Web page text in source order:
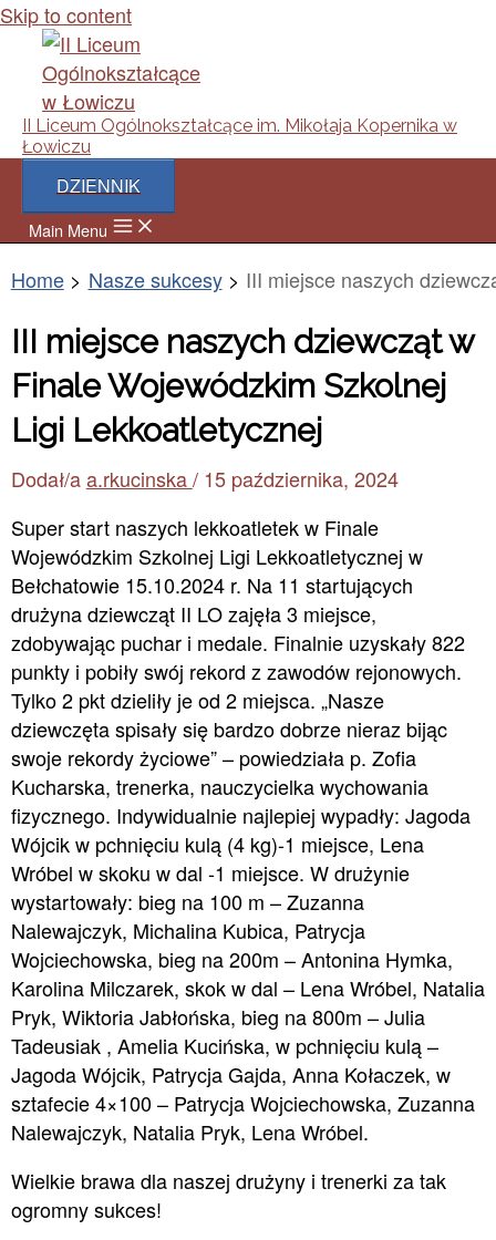
Skip to content
II Liceum Ogólnokształcące im. Mikołaja Kopernika w
Łowiczu
DZIENNIK
Main Menu
Home Nasze sukcesy III miejsce naszych
III miejsce naszych dziewcząt w
Finale Wojewódzkim Szkolnej
Ligi Lekkoatletycznej
Dodał/a a.rkucinska/ 15 października, 2024
Super start naszych lekkoatletek w Finale
Wojewódzkim Szkolnej Ligi Lekkoatletycznej w
Bełchatowie 15.10.2024 r. Na 11 startujących
drużyna dziewcząt II LO zajęła 3 miejsce,
zdobywając puchar i medale. Finalnie uzyskały 822
punkty i pobiły swój rekord z zawodów rejonowych.
Tylko 2 pkt dzieliły je od 2 miejsca. „Nasze
dziewczęta spisały się bardzo dobrze nieraz bijąc
swoje rekordy życiowe” – powiedziała p. Zofia
Kucharska, trenerka, nauczycielka wychowania
fizycznego. Indywidualnie najlepiej wypadły: Jagoda
Wójcik w pchnięciu kulą (4 kg)-1 miejsce, Lena
Wróbel w skoku w dal -1 miejsce. W drużynie
wystartowały: bieg na 100 m – Zuzanna
Nalewajczyk, Michalina Kubica, Patrycja
Wojciechowska, bieg na 200m – Antonina Hymka,
Karolina Milczarek, skok w dal – Lena Wróbel, Natalia
Pryk, Wiktoria Jabłońska, bieg na 800m – Julia
Tadeusiak , Amelia Kucińska, w pchnięciu kulą –
Jagoda Wójcik, Patrycja Gajda, Anna Kołaczek, w
sztafecie 4×100 – Patrycja Wojciechowska, Zuzanna
Nalewajczyk, Natalia Pryk, Lena Wróbel.
Wielkie brawa dla naszej drużyny i trenerki za tak
ogromny sukces!